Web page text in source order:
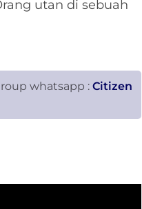
utan di sebuah
whatsapp : Citizen